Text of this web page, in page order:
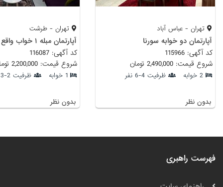
تهران - عباس آباد
آپارتمان دو خوابه سورنا
کد آگهی: 115966
شروع قیمت: 2,490,000 تومان
2 خوابه ظرفیت 4-6 نفر
بدون نظر
تهران - طرشت
آپارتمان مبله ۱ خواب واقع در طرشت
کد آگهی: 116087
شروع قیمت: 2,200,000 تومان
1 خوابه ظرفیت 2-3 نفر
بدون نظر
فهرست راهبری